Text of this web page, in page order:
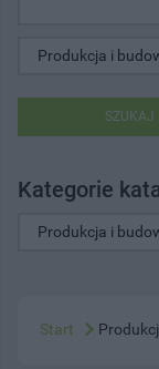
SZUKAJ
Kategorie
Start